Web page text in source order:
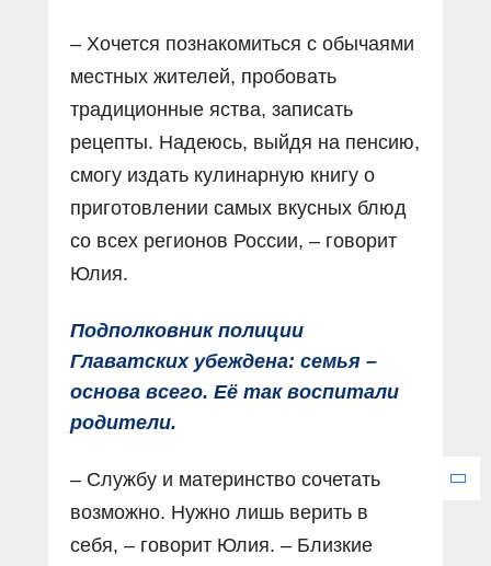
– Хочется познакомиться с обычаями
местных жителей, пробовать
традиционные яства, записать
рецепты. Надеюсь, выйдя на пенсию,
смогу издать кулинарную книгу о
приготовлении самых вкусных блюд
со всех регионов России, – говорит
Юлия.
Подполковник полиции
Главатских убеждена: семья –
основа всего. Её так воспитали
родители.
– Службу и материнство сочетать
возможно. Нужно лишь верить в
себя, – говорит Юлия. – Близкие